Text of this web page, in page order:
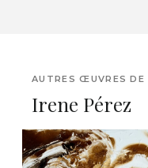
AUTRES ŒUVRES
Irene Pérez